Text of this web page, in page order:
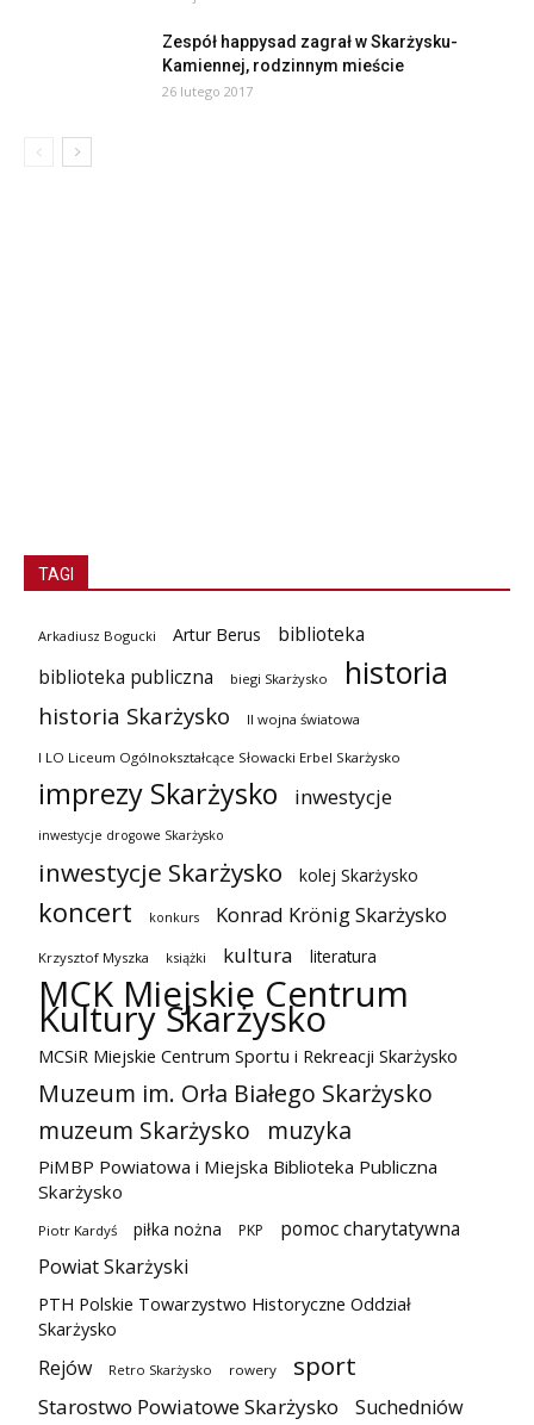
Zespół happysad zagrał w Skarżysku-
Kamiennej, rodzinnym mieście
26 lutego 2017
TAGI
Arkadiusz Bogucki Artur Berus
biblioteka
biblioteka publiczna
biegi Skarżysko historia
historia Skarżysko II wojna światowa
I LO Liceum Ogólnokształcące Słowacki Erbel Skarżysko
imprezy Skarżysko inwestycje
inwestycje drogowe Skarżysko
inwestycje Skarżysko kolej Skarżysko
koncert konkurs Konrad Krönig Skarżysko
Krzysztof Myszka książki kultura literatura
MCK Miejskie Centrum
Kultury Skarżysko
MCSiR Miejskie Centrum Sportu i Rekreacji Skarżysko
Muzeum im. Orła Białego Skarżysko
muzeum Skarżysko
muzyka
PiMBP Powiatowa i Miejska Biblioteka Publiczna
Skarżysko
Piotr Kardyś piłka nożna PKP
pomoc charytatywna
Powiat Skarżyski
PTH Polskie Towarzystwo Historyczne Oddział
Skarżysko
Rejów Retro Skarżysko rowery sport
Starostwo Powiatowe Skarżysko Suchedniów